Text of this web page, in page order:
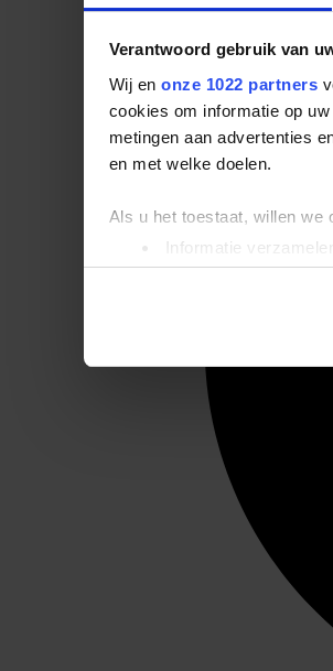
Verantwoord gebruik van
Wij en onze 1022 partners
cookies om informatie op
metingen aan advertenties
en met welke doelen.
Als u het toestaat, willen we
Informatie
Uw apparaat
Lees meer over hoe uw
We gebruiken cookies om
websiteverkeer te
media, adverteren en
verstrekt of die ze hebben